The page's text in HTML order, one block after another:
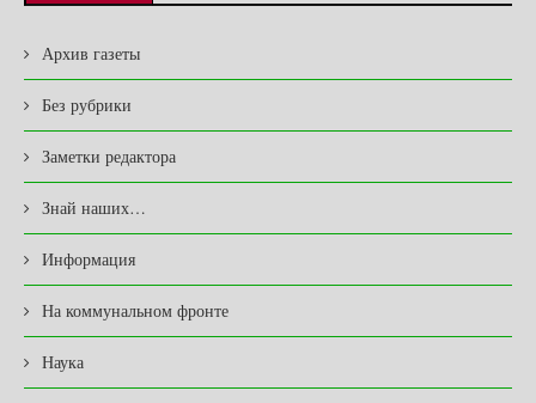
Архив газеты
Без рубрики
Заметки редактора
Знай наших…
Информация
На коммунальном фронте
Наука